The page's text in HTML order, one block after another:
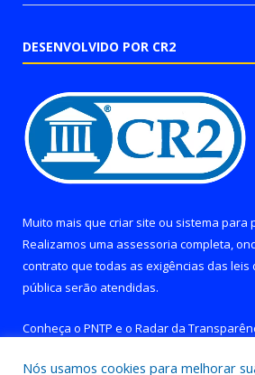
DESENVOLVIDO POR CR2
Muito mais que criar site ou sistema para
Realizamos uma assessoria completa,
contrato que todas as exigências das leis
pública serão atendidas.
Conheça o PNTP e o Radar da
Nós usamos cookies para melhorar